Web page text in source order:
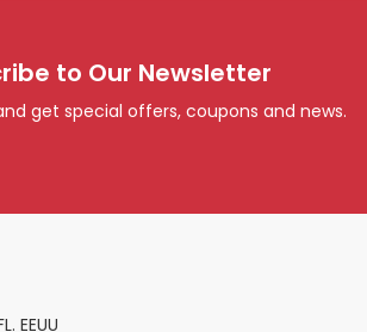
to Our Newsletter
get special offers, coupons and news.
EEUU